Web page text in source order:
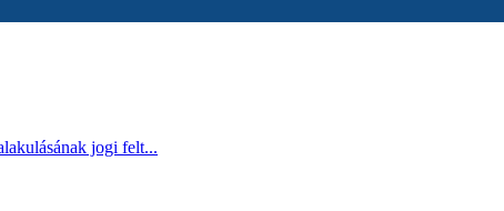
jogi felt...